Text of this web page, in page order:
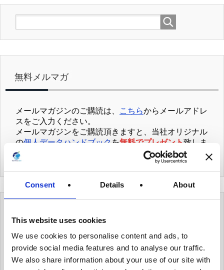
Consent Details About
This website uses cookies
We use cookies to personalise content and ads, to
provide social media features and to analyse our traffic.
We also share information about your use of our site with
無料メルマガ
メールマガジンのご購読は、 こちらからメールアドレ
スをご入力ください。
メールマガジンをご購読頂きますと、当社オリジナル
の個人データハンドブック を無料でプレゼント致しま
す。
有用情報
有用情報_ガバナンス体制を整える